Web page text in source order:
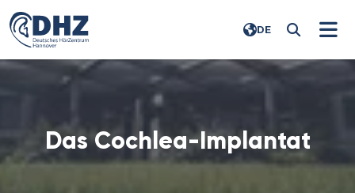
DE
Das Cochlea-Implantat